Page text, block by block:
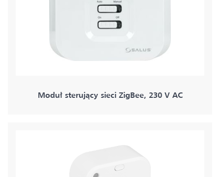
Moduł sterujący sieci ZigBee, 230 V AC